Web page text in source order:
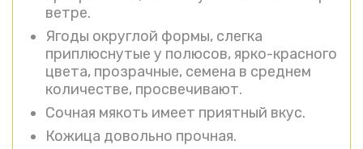
ветре.
Ягоды округлой формы, слегка
приплюснутые у полюсов, ярко-красного
цвета, прозрачные, семена в среднем
количестве, просвечивают.
Сочная мякоть имеет приятный вкус.
Кожица довольно прочная.